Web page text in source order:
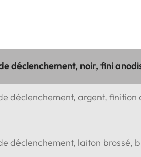
déclenchement, noir, fini
déclenchement, argent, finition
déclenchement, laiton brossé,